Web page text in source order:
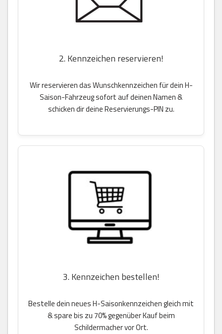
2. Kennzeichen reservieren!
Wir reservieren das Wunschkennzeichen für dein H-
Saison-Fahrzeug sofort auf deinen Namen &
schicken dir deine Reservierungs-PIN zu.
3. Kennzeichen bestellen!
Bestelle dein neues H-Saisonkennzeichen gleich mit
& spare bis zu 70% gegenüber Kauf beim
Schildermacher vor Ort.